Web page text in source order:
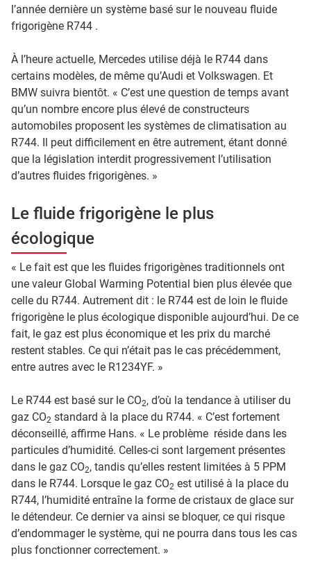
l’année dernière un système basé sur le nouveau fluide
frigorigène R744 .
À l’heure actuelle, Mercedes utilise déjà le R744 dans
certains modèles, de même qu’Audi et Volkswagen. Et
BMW suivra bientôt. « C’est une question de temps avant
qu’un nombre encore plus élevé de constructeurs
automobiles proposent les systèmes de climatisation au
R744. Il peut difficilement en être autrement, étant donné
que la législation interdit progressivement l’utilisation
d’autres fluides frigorigènes. »
Le fluide frigorigène le plus
écologique
« Le fait est que les fluides frigorigènes traditionnels ont
une valeur Global Warming Potential bien plus élevée que
celle du R744. Autrement dit : le R744 est de loin le fluide
frigorigène le plus écologique disponible aujourd’hui. De ce
fait, le gaz est plus économique et les prix du marché
restent stables. Ce qui n’était pas le cas précédemment,
entre autres avec le R1234YF. »
Le R744 est basé sur le CO2, d’où la tendance à utiliser du
gaz CO2 standard à la place du R744. « C’est fortement
déconseillé, affirme Hans. « Le problème réside dans les
particules d’humidité. Celles-ci sont largement présentes
dans le gaz CO2, tandis qu’elles restent limitées à 5 PPM
dans le R744. Lorsque le gaz CO2 est utilisé à la place du
R744, l’humidité entraîne la forme de cristaux de glace sur
le détendeur. Ce dernier va ainsi se bloquer, ce qui risque
d’endommager le système, qui ne pourra dans tous les cas
plus fonctionner correctement. »